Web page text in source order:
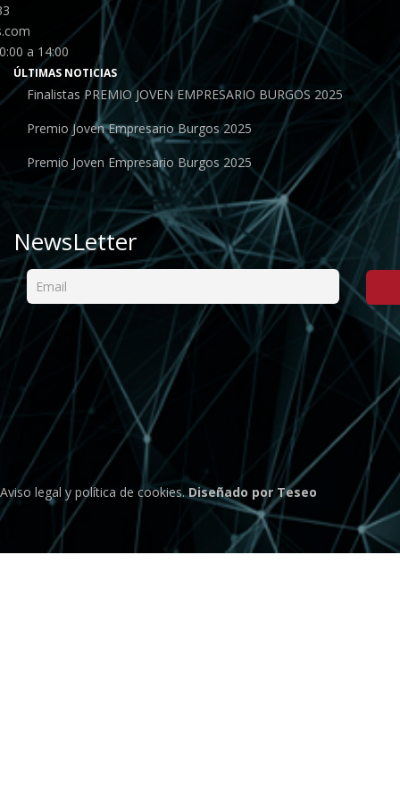
a 14:00
ÚLTIMAS NOTICIAS
Finalistas PREMIO JOVEN EMPRESARIO BURGOS 2025
Premio Joven Empresario Burgos 2025
Premio Joven Empresario Burgos 2025
NewsLetter
Aviso legal y política de cookies.Diseñado por Teseo